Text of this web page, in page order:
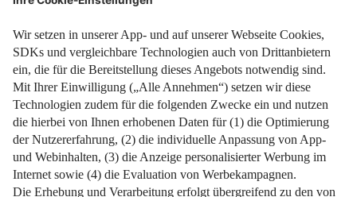
4. November 2024